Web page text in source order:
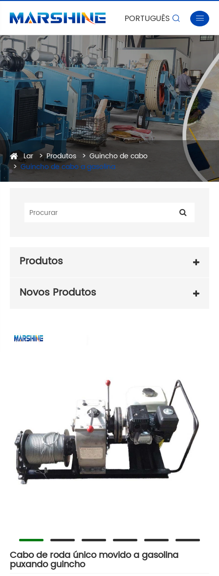
PORTUGUÊS  
Lar Produtos
Guincho de cabo
Guincho de cabo a gasolina
Produtos
Novos Produtos
Cabo de roda único movido a gasolina
puxando guincho